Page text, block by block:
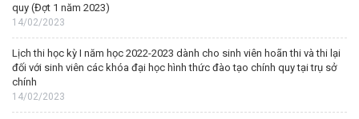
quy (Đợt 1 năm 2023)
14/02/2023
Lịch thi học kỳ I năm học 2022-2023 dành cho sinh viên hoãn thi và thi lại
đối với sinh viên các khóa đại học hình thức đào tạo chính quy tại trụ sở
chính
14/02/2023